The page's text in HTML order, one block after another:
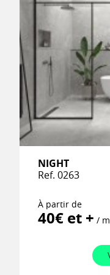
NIGHT
Ref. 0263
À partir de
40€ et + /